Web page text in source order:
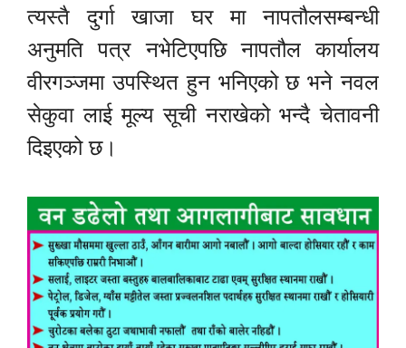
त्यस्तै दुर्गा खाजा घर मा नापतौलसम्बन्धी
अनुमति पत्र नभेटिएपछि नापतौल कार्यालय
वीरगञ्जमा उपस्थित हुन भनिएको छ भने नवल
सेकुवा लाई मूल्य सूची नराखेको भन्दै चेतावनी
दिइएको छ।